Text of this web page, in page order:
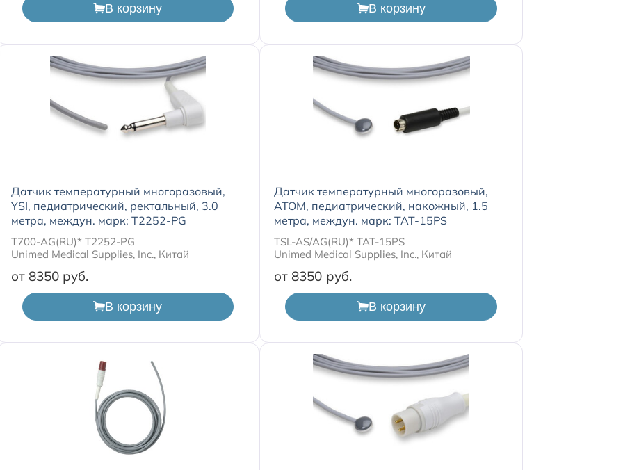
В корзину В корзину
Датчик температурный многоразовый,
YSI, педиатрический, ректальный, 3.0
метра, междун. марк: T2252-PG
T700-AG(RU)* T2252-PG
Unimed Medical Supplies, Inc., Китай
от 8350
В корзину
Датчик температурный многоразовый,
ATOM, педиатрический, накожный, 1.5
метра, междун. марк: TAT-15PS
TSL-AS/AG(RU)* TAT-15PS
Unimed Medical Supplies, Inc., Китай
от 8350
В корзину